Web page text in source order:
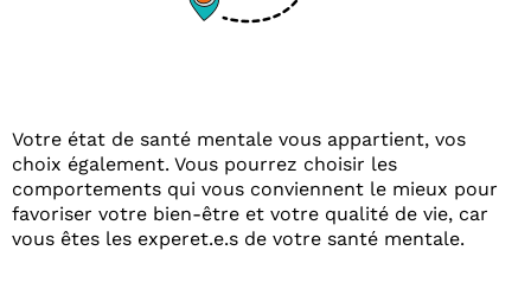
Votre état de santé mentale vous appartient, vos
choix également. Vous pourrez choisir les
comportements qui vous conviennent le mieux pour
favoriser votre bien-être et votre qualité de vie, car
vous êtes les experet.e.s de votre santé mentale.